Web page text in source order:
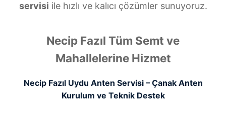
servisi ile hızlı ve kalıcı çözümler sunuyoruz.
Necip Fazıl Tüm Semt ve
Mahallelerine Hizmet
Necip Fazıl Uydu Anten Servisi – Çanak Anten
Kurulum ve Teknik Destek